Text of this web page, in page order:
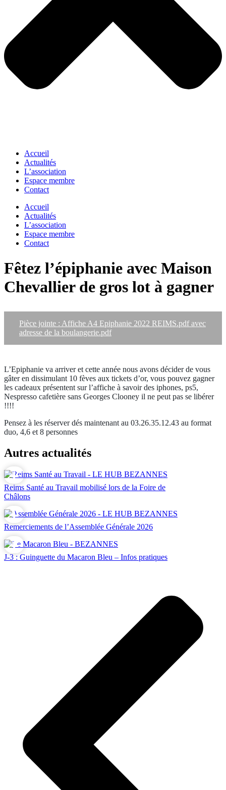
Accueil
Actualités
L’association
Espace membre
Contact
Accueil
Actualités
L’association
Espace membre
Contact
Fêtez l’épiphanie avec Maison
Chevallier de gros lot à gagner
Pièce jointe : Affiche A4 Epiphanie 2022 REIMS.pdf avec
adresse de la boulangerie.pdf
L’Epiphanie va arriver et cette année nous avons décider de vous
gâter en dissimulant 10 fèves aux tickets d’or, vous pouvez gagner
les cadeaux présentent sur l’affiche à savoir des iphones, ps5,
Nespresso cafetière sans Georges Clooney il ne peut pas se libérer
!!!!
Pensez à les réserver dés maintenant au 03.26.35.12.43 au format
duo, 4,6 et 8 personnes
Autres actualités
Reims Santé au Travail mobilisé lors de la Foire de
Châlons
Remerciements de l’Assemblée Générale 2026
J-3 : Guinguette du Macaron Bleu – Infos pratiques